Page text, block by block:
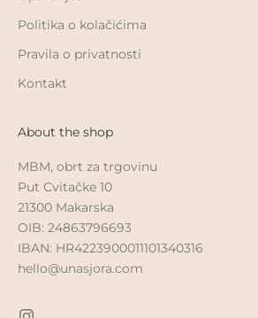
Politika o kolačićima
Pravila o privatnosti
Kontakt
About the shop
MBM, obrt za trgovinu
Put Cvitačke 10
21300 Makarska
OIB: 24863796693
IBAN: HR4223900011101340316
hello@unasjora.com